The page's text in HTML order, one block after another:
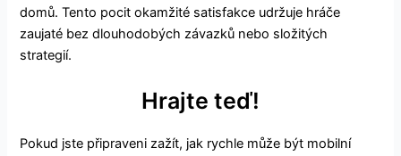
domů. Tento pocit okamžité satisfakce udržuje hráče
zaujaté bez dlouhodobých závazků nebo složitých
strategií.
Hrajte teď!
Pokud jste připraveni zažít, jak rychle může být mobilní